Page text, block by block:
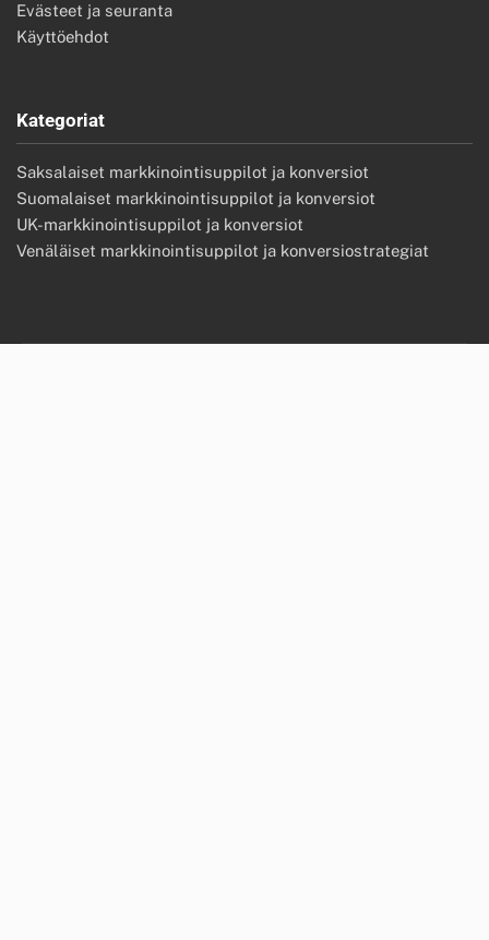
Evästeet ja seuranta
Käyttöehdot
Kategoriat
Saksalaiset markkinointisuppilot ja konversiot
Suomalaiset markkinointisuppilot ja konversiot
UK-markkinointisuppilot ja konversiot
Venäläiset markkinointisuppilot ja konversiostrategiat